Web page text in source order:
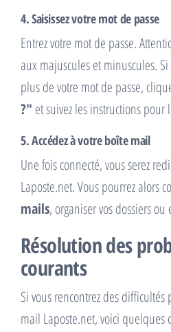
4. Saisissez votre mot de passe
Entrez votre mot de passe.
aux majuscules et minuscules.
plus de votre mot de passe,
?" et suivez les instructions
5. Accédez à votre boîte mail
Une fois connecté, vous serez
Laposte.net. Vous pourrez alors
mails, organiser vos dossiers ou
Résolution des
courants
Si vous rencontrez des
mail Laposte.net, voici quelques